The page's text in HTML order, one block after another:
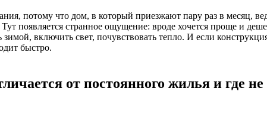
потому что дом, в который приезжают пару раз в месяц,
появляется странное ощущение: вроде хочется проще и
включить свет, почувствовать тепло. И если
быстро.
от постоянного жилья и где не